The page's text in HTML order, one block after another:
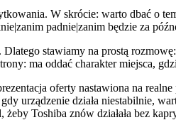
W skrócie: warto dbać o
padnie|zanim będzie za
Dlatego stawiamy na prostą
ma oddać charakter miejsca,
oferty nastawiona na
urządzenie działa niestabilnie,
Toshiba znów działała bez